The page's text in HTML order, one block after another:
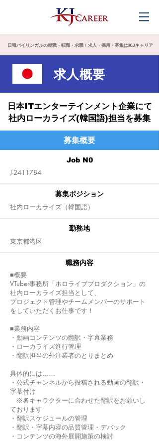
日韓バイリンガルの就職・転職・求職 / 求人・採用・募集はKJキャリア
求人概要
日本ITエンターテインメント企業にて
​社内ローカライズ(韓国語)担当を募集
募集概要
Job N0
J-2411784
募集ポジション
社内ローカライズ（韓国語）
​勤務地
東京都港区
職務内容
■概要
VTuber事務所「ホロライブプロダクション」の
社内ローカライズ担当として、
プロジェクト管理やチームメンバーのサポート
をしていただくお仕事です！
■業務内容
・動画コンテンツの翻訳・字幕業務
・ローカライズ進行管理
・翻訳担当の外注業者のとりまとめ
具体的には……
・公式チャンネルから投稿される動画の翻訳・
字幕付け
※各キャラクターに合わせた翻訳をお願いし
ております
・翻訳スケジュールの管理
・翻訳・字幕内容の品質管理・デバック
・コンテンツの海外展開施策の検討